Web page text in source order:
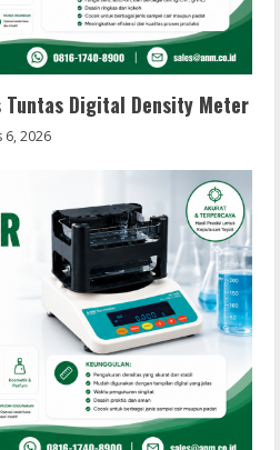
Tuntas Digital Density Meter
6, 2026